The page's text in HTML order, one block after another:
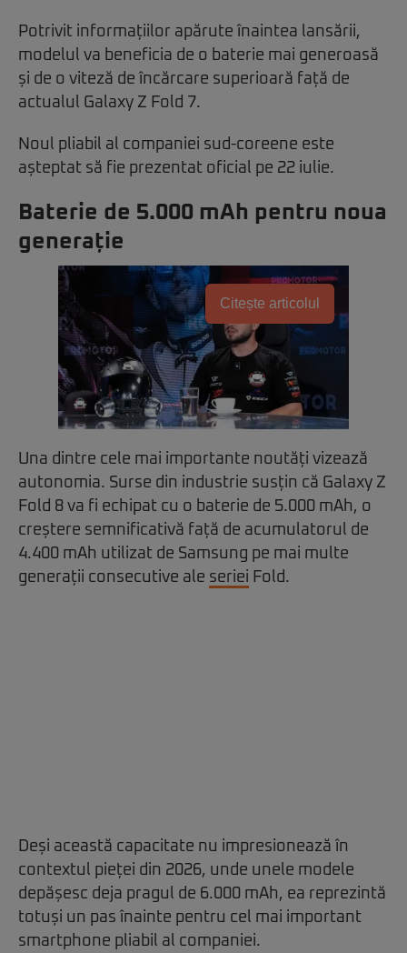
Potrivit informațiilor apărute înaintea lansării,
modelul va beneficia de o baterie mai generoasă
și de o viteză de încărcare superioară față de
actualul Galaxy Z Fold 7.
Noul pliabil al companiei sud-coreene este
așteptat să fie prezentat oficial pe 22 iulie.
Baterie de 5.000 mAh pentru noua
generație
Citește articolul
Una dintre cele mai importante noutăți vizează
autonomia. Surse din industrie susțin că Galaxy Z
Fold 8 va fi echipat cu o baterie de 5.000 mAh, o
creștere semnificativă față de acumulatorul de
4.400 mAh utilizat de Samsung pe mai multe
generații consecutive ale seriei Fold.
Deși această capacitate nu impresionează în
contextul pieței din 2026, unde unele modele
depășesc deja pragul de 6.000 mAh, ea reprezintă
totuși un pas înainte pentru cel mai important
smartphone pliabil al companiei.